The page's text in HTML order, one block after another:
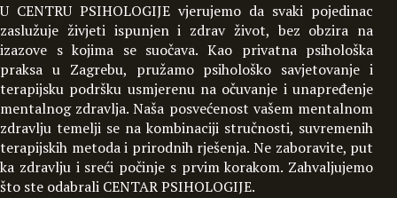
U CENTRU PSIHOLOGIJE vjerujemo da svaki pojedinac
zaslužuje živjeti ispunjen i zdrav život, bez obzira na
izazove s kojima se suočava. Kao privatna psihološka
praksa u Zagrebu, pružamo psihološko savjetovanje i
terapijsku podršku usmjerenu na očuvanje i unapređenje
mentalnog zdravlja. Naša posvećenost vašem mentalnom
zdravlju temelji se na kombinaciji stručnosti, suvremenih
terapijskih metoda i prirodnih rješenja. Ne zaboravite, put
ka zdravlju i sreći počinje s prvim korakom. Zahvaljujemo
što ste odabrali CENTAR PSIHOLOGIJE.